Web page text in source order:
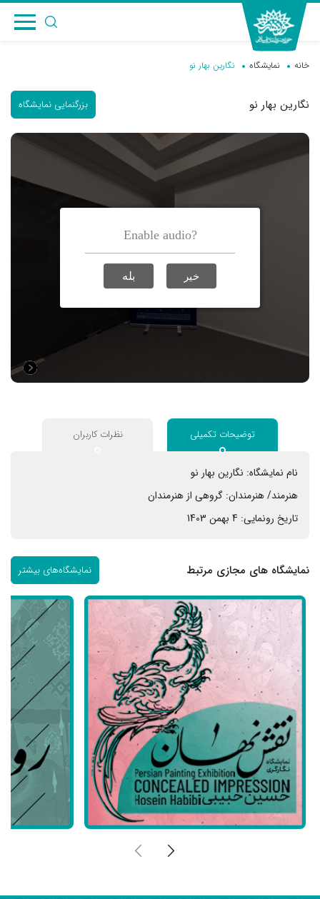
خانه نمایشگاه نگارین بهار نو
نگارین بهار نو بزرگنمایی نمایشگاه
توضیحات تکمیلی نظرات کاربران
نام نمایشگاه: نگارین بهار نو
هنرمند/ هنرمندان: گروهی از هنرمندان
تاریخ رونمایی: 4 بهمن 1403
نمایشگاه های مجازی مرتبط نمایشگاه‌های بیشتر